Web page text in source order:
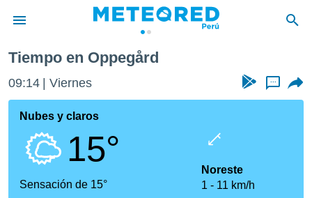
de
ha sido
calidad.
a este
Tiempo en Oppegård
09:14 Viernes ...
Nubes y claros
15°
Sensación de 15°
Noreste
1
11 km/h